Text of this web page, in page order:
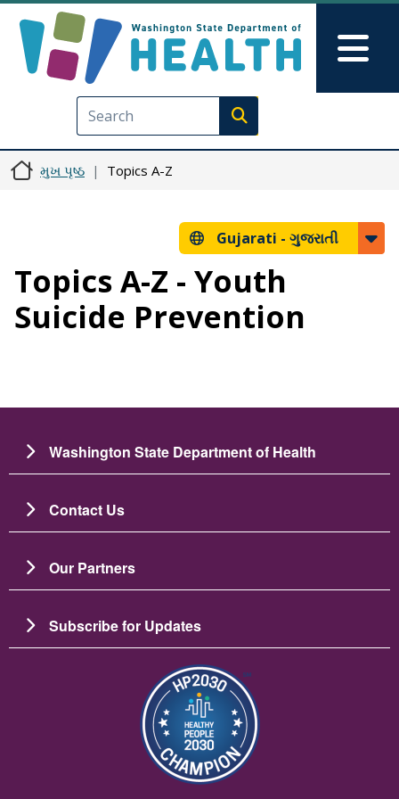
Execute search
મુખ પૃષ્ઠ Topics A-Z
Gujarati - ગુજરાતી
Topics A-Z - Youth
Suicide Prevention
Washington State Department of Health
Contact Us
Our Partners
Subscribe for Updates
Image